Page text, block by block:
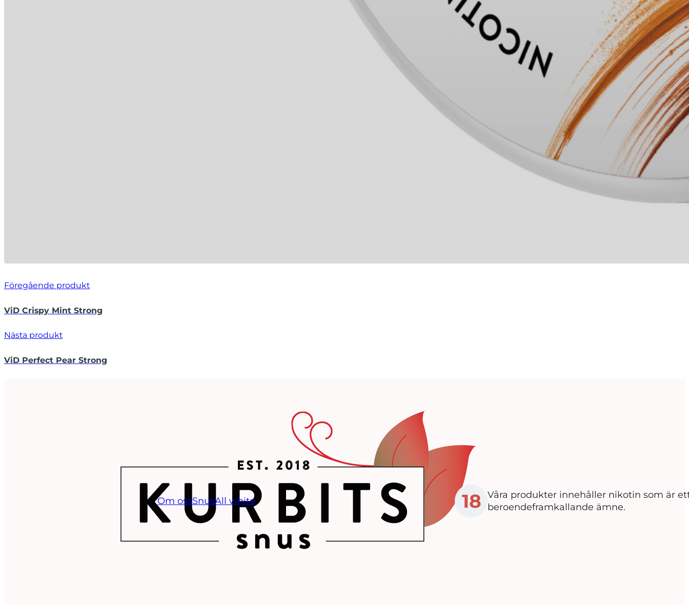
Föregående produkt
ViD Crispy Mint Strong
Nästa produkt
ViD Perfect Pear Strong
Om ossSnusAll white
Våra produkter innehåller nikotin som är
beroendeframkallande ämne.